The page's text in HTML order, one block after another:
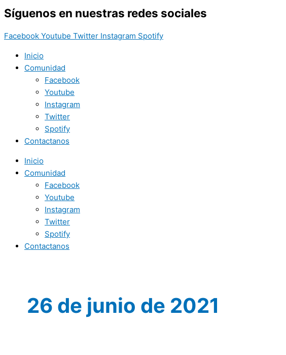
Síguenos en nuestras redes sociales
Facebook Youtube Twitter Instagram Spotify
Inicio
Comunidad
Facebook
Youtube
Instagram
Twitter
Spotify
Contactanos
Inicio
Comunidad
Facebook
Youtube
Instagram
Twitter
Spotify
Contactanos
26 de junio de 2021